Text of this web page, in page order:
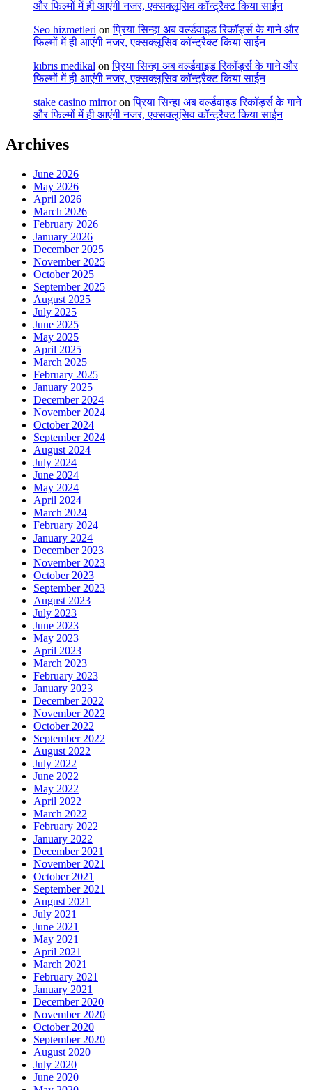
और फिल्मों में ही आएंगी नजर, एक्सक्लूसिव कॉन्ट्रैक्ट किया साईन
Seo hizmetleri onप्रिया सिन्हा अब वर्ल्डवाइड रिकॉर्ड्स के गाने और
फिल्मों में ही आएंगी नजर, एक्सक्लूसिव कॉन्ट्रैक्ट किया साईन
kıbrıs medikal onप्रिया सिन्हा अब वर्ल्डवाइड रिकॉर्ड्स के गाने और
फिल्मों में ही आएंगी नजर, एक्सक्लूसिव कॉन्ट्रैक्ट किया साईन
stake casino mirroronप्रिया सिन्हा अब वर्ल्डवाइड रिकॉर्ड्स के गाने
और फिल्मों में ही आएंगी नजर, एक्सक्लूसिव कॉन्ट्रैक्ट किया साईन
Archives
June 2026
May 2026
April 2026
March 2026
February 2026
January 2026
December 2025
November 2025
October 2025
September 2025
August 2025
July 2025
June 2025
May 2025
April 2025
March 2025
February 2025
January 2025
December 2024
November 2024
October 2024
September 2024
August 2024
July 2024
June 2024
May 2024
April 2024
March 2024
February 2024
January 2024
December 2023
November 2023
October 2023
September 2023
August 2023
July 2023
June 2023
May 2023
April 2023
March 2023
February 2023
January 2023
December 2022
November 2022
October 2022
September 2022
August 2022
July 2022
June 2022
May 2022
April 2022
March 2022
February 2022
January 2022
December 2021
November 2021
October 2021
September 2021
August 2021
July 2021
June 2021
May 2021
April 2021
March 2021
February 2021
January 2021
December 2020
November 2020
October 2020
September 2020
August 2020
July 2020
June 2020